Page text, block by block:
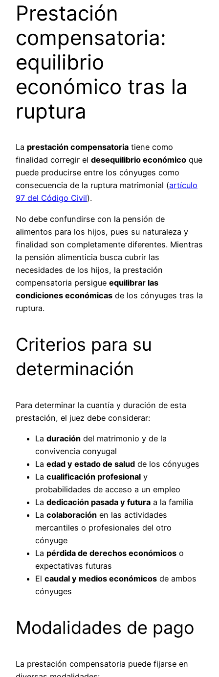
Prestación
compensatoria:
equilibrio
económico tras la
ruptura
La prestación compensatoria tiene como
finalidad corregir el desequilibrio económico que
puede producirse entre los cónyuges como
consecuencia de la ruptura matrimonial (artículo
97 del Código Civil).
No debe confundirse con la pensión de
alimentos para los hijos, pues su naturaleza y
finalidad son completamente diferentes. Mientras
la pensión alimenticia busca cubrir las
necesidades de los hijos, la prestación
compensatoria persigue equilibrar las
condiciones económicas de los cónyuges tras la
ruptura.
Criterios para su
determinación
Para determinar la cuantía y duración de esta
prestación, el juez debe considerar:
La duración del matrimonio y de la
convivencia conyugal
La edad y estado de salud de los cónyuges
La cualificación profesional y
probabilidades de acceso a un empleo
La dedicación pasada y futura a la familia
La colaboración en las actividades
mercantiles o profesionales del otro
cónyuge
La pérdida de derechos económicos o
expectativas futuras
El caudal y medios económicos de ambos
cónyuges
Modalidades de pago
La prestación compensatoria puede fijarse en